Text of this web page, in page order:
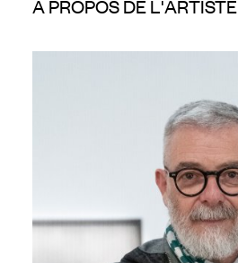
À PROPOS DE L'ARTISTE